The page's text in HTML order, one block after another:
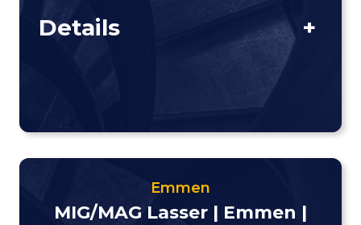
Details +
Emmen
MIG/MAG Lasser | Emmen |